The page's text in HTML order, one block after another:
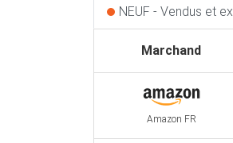
NEUF - Vendus et
Marchand
Amazon FR